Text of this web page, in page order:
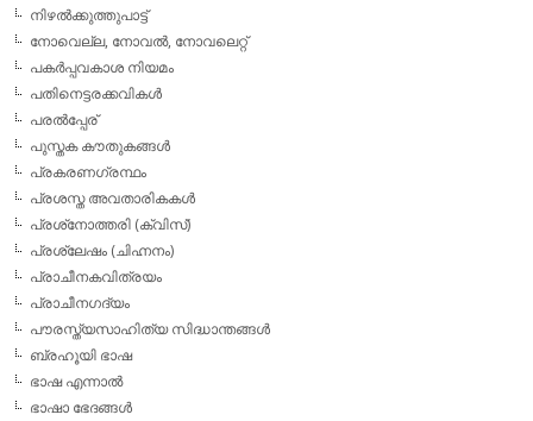
നിഴല്‍ക്കുത്തുപാട്ട്
നോവെല്ല, നോവല്‍, നോവലെറ്റ്
പകര്‍പ്പവകാശ നിയമം
പതിനെട്ടരക്കവികള്‍
പരല്‍പ്പേര്
പുസ്തക കൗതുകങ്ങള്‍
പ്രകരണഗ്രന്ഥം
പ്രശസ്ത അവതാരികകള്‍
പ്രശ്‌നോത്തരി (ക്വിസ്)
പ്രശ്ലേഷം (ചിഹ്നനം)
പ്രാചീനകവിത്രയം
പ്രാചീനഗദ്യം
പൗരസ്ത്യസാഹിത്യ സിദ്ധാന്തങ്ങള്‍
ബ്രഹൂയി ഭാഷ
ഭാഷ എന്നാല്‍
ഭാഷാ ഭേദങ്ങള്‍